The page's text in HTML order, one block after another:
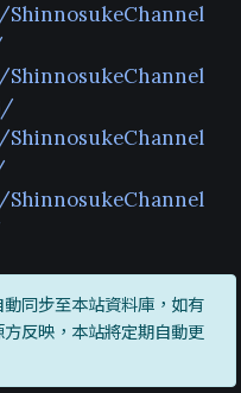
同步至本站資料庫，如有
反映，本站將定期自動更